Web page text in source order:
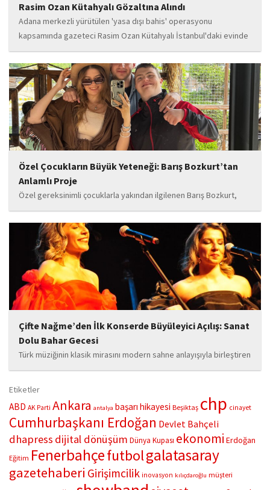
Rasim Ozan Kütahyalı Gözaltına Alındı
Adana merkezli yürütülen 'yasa dışı bahis' operasyonu
kapsamında gazeteci Rasim Ozan Kütahyalı İstanbul'daki evinde
gözaltına alındı.
Özel Çocukların Büyük Yeteneği: Barış Bozkurt’tan
Anlamlı Proje
Özel gereksinimli çocuklarla yakından ilgilenen Barış Bozkurt,
hayata geçirdiği örnek çalışma ile hem eğitim camiasının hem de
toplumun dikkatini çekiyor. “Hayatta yaşattığın mutluluk en güzel
hediyedir” anlayışıyla yola çıkan Bozkurt,...
Çifte Nağme’den İlk Konserde Büyüleyici Açılış: Sanat
Dolu Bahar Gecesi
Türk müziğinin klasik mirasını modern sahne anlayışıyla birleştiren
“Çifte Nağme” projesi, ilk konserini İstanbul Ataşehir’de bulunan
buluşturdu. Yoğun katılımla gerçekleşen gece, müzikal çeşitlilik
ve...
Etiketler
ABD AK Parti Ankara antalya başarı hikayesi Beşiktaş chp cinayet
Cumhurbaşkanı Erdoğan Devlet Bahçeli
dhapress dijital dönüşüm Dünya Kupası ekonomi Erdoğan
Eğitim Fenerbahçefutbolgalatasaray
gazetehaberi Girişimcilik inovasyon kılıçdaroğlu müşteri